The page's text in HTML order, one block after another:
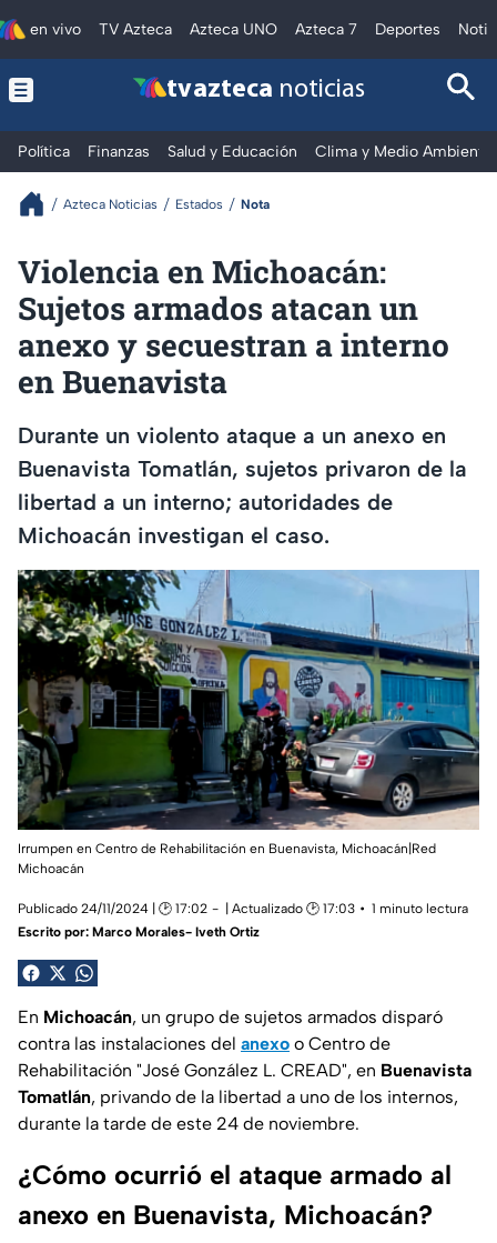
en vivo TV Azteca Azteca UNO Azteca 7 Deportes
tv azteca noticias
Política Finanzas Salud y Educación Clima y Medio Ambiente
Azteca Noticias Estados Nota
Violencia en Michoacán:
Sujetos armados atacan un
anexo y secuestran a interno
en Buenavista
Durante un violento ataque a un anexo en
Buenavista Tomatlán, sujetos privaron de la
libertad a un interno; autoridades de
Michoacán investigan el caso.
Irrumpen en Centro de Rehabilitación en Buenavista, Michoacán|Red
Michoacán
Publicado 24/11/2024 | 🕑 17:02 | Actualizado 🕑 17:03
1 minuto lectura
Escrito por: Marco Morales- Iveth Ortiz
En Michoacán, un grupo de sujetos armados disparó
contra las instalaciones del anexo o Centro de
Rehabilitación "José González L. CREAD", en Buenavista
Tomatlán, privando de la libertad a uno de los internos,
durante la tarde de este 24 de noviembre.
¿Cómo ocurrió el ataque armado al
anexo en Buenavista, Michoacán?